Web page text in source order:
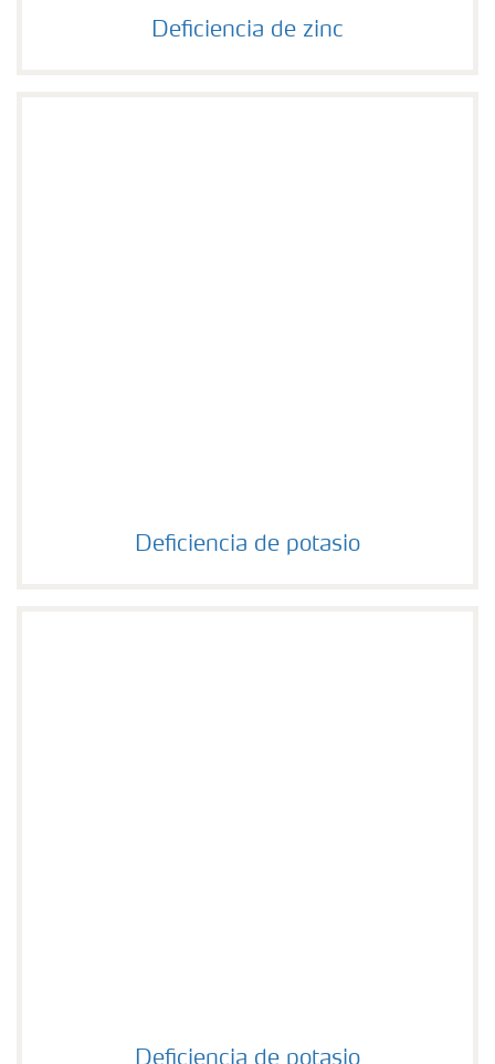
Deficiencia de zinc
Deficiencia de zinc
Deficiencia de potasio
Deficiencia de potasio
Deficiencia de potasio